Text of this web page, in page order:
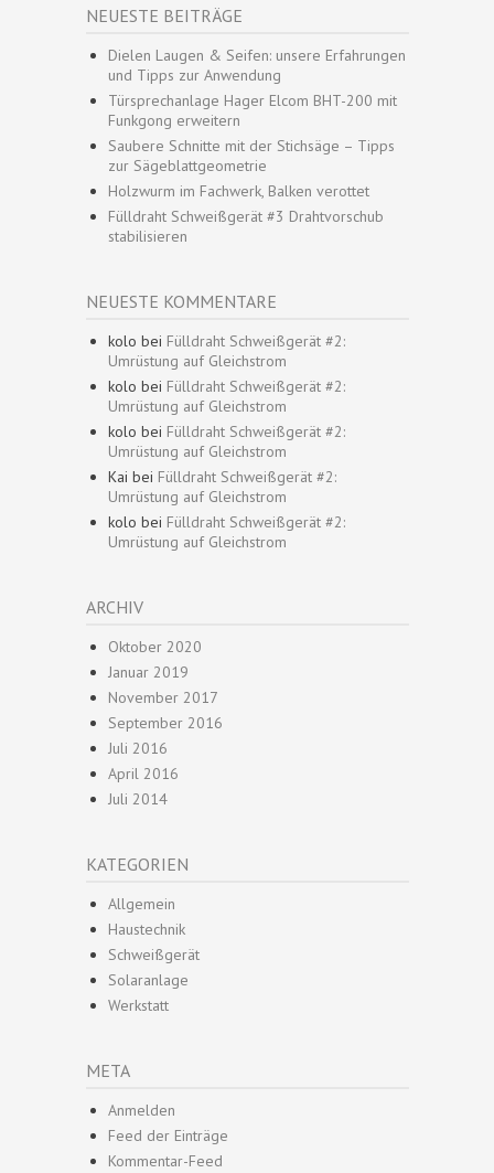
NEUESTE BEITRÄGE
Dielen Laugen & Seifen: unsere Erfahrungen
und Tipps zur Anwendung
Türsprechanlage Hager Elcom BHT-200 mit
Funkgong erweitern
Saubere Schnitte mit der Stichsäge – Tipps
zur Sägeblattgeometrie
Holzwurm im Fachwerk, Balken verottet
Fülldraht Schweißgerät #3 Drahtvorschub
stabilisieren
NEUESTE KOMMENTARE
kolo bei Fülldraht Schweißgerät #2:
Umrüstung auf Gleichstrom
kolo bei Fülldraht Schweißgerät #2:
Umrüstung auf Gleichstrom
kolo bei Fülldraht Schweißgerät #2:
Umrüstung auf Gleichstrom
Kai bei Fülldraht Schweißgerät #2:
Umrüstung auf Gleichstrom
kolo bei Fülldraht Schweißgerät #2:
Umrüstung auf Gleichstrom
ARCHIV
Oktober 2020
Januar 2019
November 2017
September 2016
Juli 2016
April 2016
Juli 2014
KATEGORIEN
Allgemein
Haustechnik
Schweißgerät
Solaranlage
Werkstatt
META
Anmelden
Feed der Einträge
Kommentar-Feed